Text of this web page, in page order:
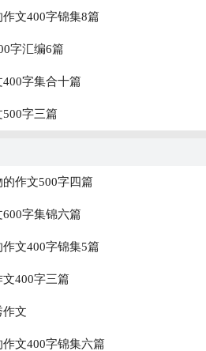
文400字锦集8篇
字汇编6篇
字集合十篇
字三篇
的作文500字四篇
字集锦六篇
作文400字锦集5篇
400字三篇
作文
文400字锦集六篇